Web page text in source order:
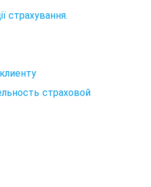
страхування.
страховой